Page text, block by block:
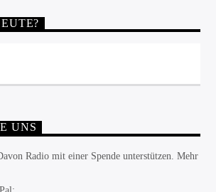
UNS
Radio mit einer Spende unterstützen. Mehr